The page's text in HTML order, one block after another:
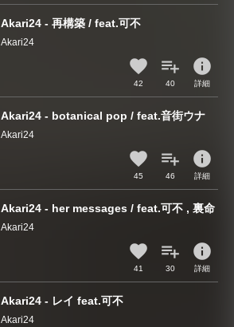
Akari24 - 再構築 / feat.可不
Akari24
42 40
info
詳細
Akari24 - botanical pop / feat.音街ウナ
Akari24
45 46
info
詳細
Akari24 - her messages / feat.可不 , 裏命
Akari24
41 30
info
詳細
Akari24 - レイ feat.可不
Akari24